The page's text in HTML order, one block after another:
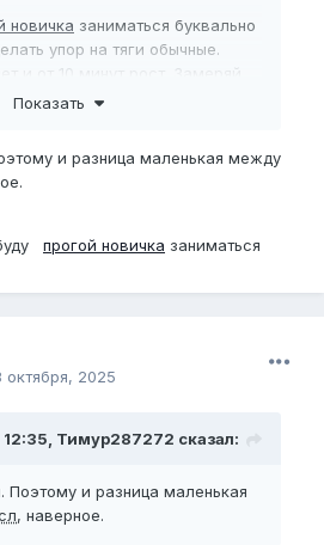
новичка заниматься буквально
упор на тяги обычные.
и от 10 минут рост. Замеряй
и смотри, есть ли
Показать
и разница маленькая между
прогой новичка заниматься
октября, 2025
12:35, Тимур287272 сказал:
Поэтому и разница маленькая
, наверное.